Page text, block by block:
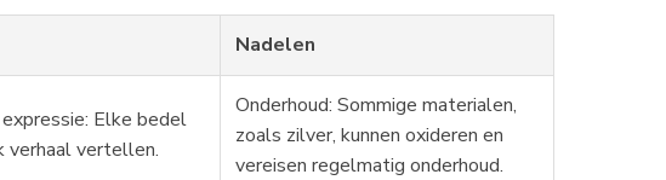
Nadelen
Elke bedel
verhaal vertellen.
Onderhoud: Sommige materialen,
zoals zilver, kunnen oxideren en
vereisen regelmatig onderhoud.